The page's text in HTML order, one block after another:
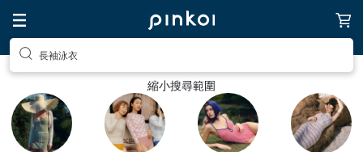
長袖泳衣
縮小搜尋範圍